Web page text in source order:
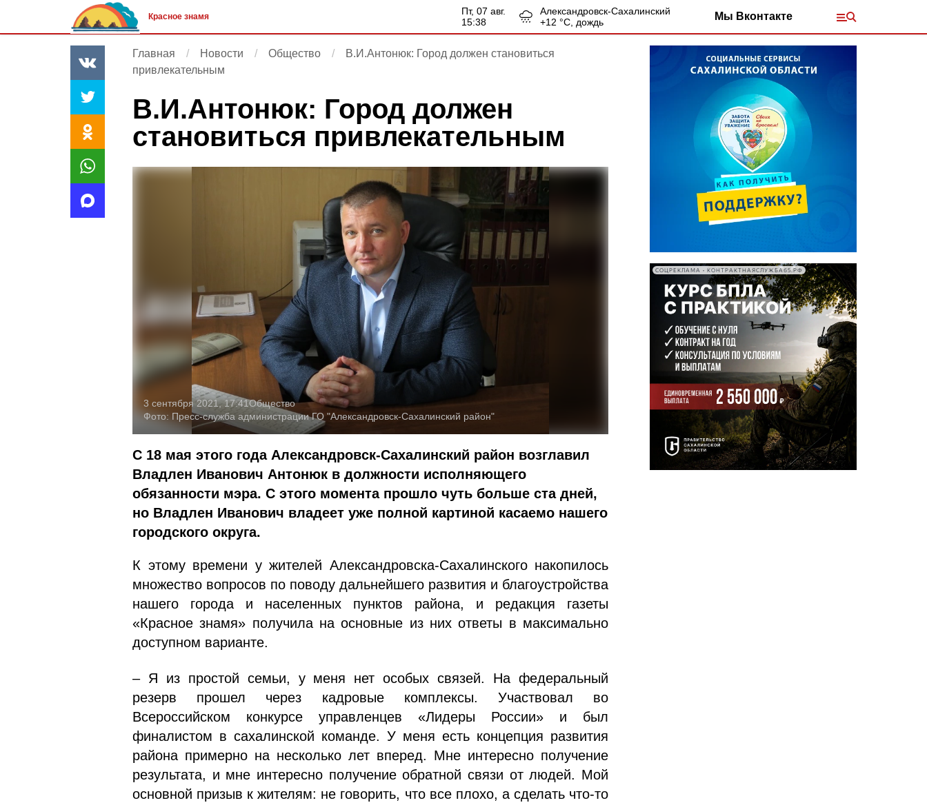
Красное знамя
пт, 07 авг.
15:38
Александровск-Сахалинский
+12 °С, дождь Мы Вконтакте
Главная Новости Общество
В.И.Антонюк: Город должен становиться
привлекательным
В.И.Антонюк: Город должен
становиться привлекательным
3 сентября 2021, 17:41Общество
Фото: Пресс-служба администрации ГО "Александровск-Сахалинский район"
С 18 мая этого года Александровск-Сахалинский район возглавил
Владлен Иванович Антонюк в должности исполняющего
обязанности мэра. С этого момента прошло чуть больше ста дней,
но Владлен Иванович владеет уже полной картиной касаемо нашего
городского округа.
К этому времени у жителей Александровска-Сахалинского накопилось
множество вопросов по поводу дальнейшего развития и благоустройства
нашего города и населенных пунктов рай­она, и редакция газеты
«Красное знамя» получила на основные из них ответы в максимально
доступном варианте.
– Я из простой семьи, у меня нет особых связей. На федеральный
резерв прошел через кадровые комплексы. Участвовал во
Всероссийском конкурсе управленцев «Лидеры России» и был
финалистом в сахалинской ко­манде. У меня есть концепция развития
района пример­но на несколько лет вперед. Мне интересно получение
результата, и мне интересно получение обратной связи от людей. Мой
основной призыв к жителям: не говорить, что все плохо, а сделать что-то
СОЦРЕКЛАМА • КОНТРАКТНАЯСЛУЖБА65.РФ